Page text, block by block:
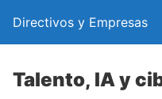
Directivos y Empresas
Talento, IA y